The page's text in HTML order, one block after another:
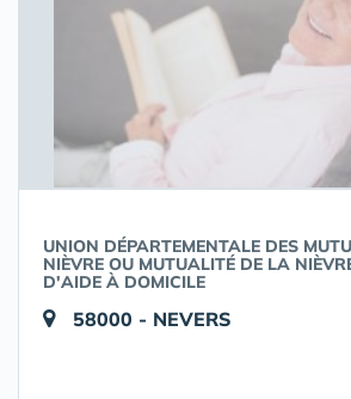
UNION DÉPARTEMENTALE DES
NIÈVRE OU MUTUALITÉ DE LA
D'AIDE À DOMICILE
58000 - NEVERS